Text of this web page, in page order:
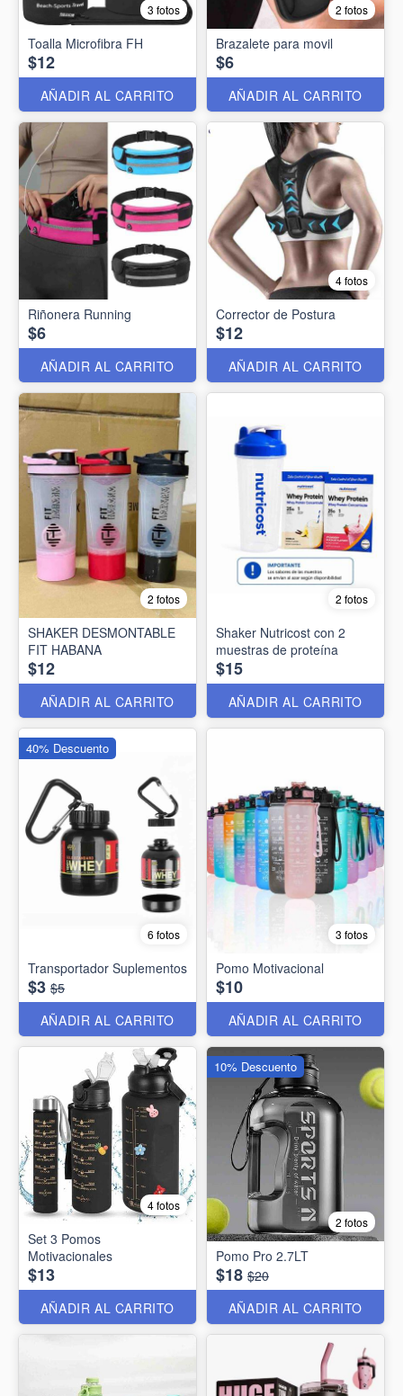
3 fotos
Toalla Microfibra FH
$12
AÑADIR AL CARRITO
2 fotos
Brazalete para movil
$6
AÑADIR AL CARRITO
Riñonera Running
$6
AÑADIR AL CARRITO
4 fotos
Corrector de Postura
$12
AÑADIR AL CARRITO
2 fotos
SHAKER DESMONTABLE
FIT HABANA
$12
AÑADIR AL CARRITO
2 fotos
Shaker Nutricost con 2
muestras de proteína
$15
AÑADIR AL CARRITO
6 fotos
Transportador Suplementos
$3 $5
AÑADIR AL CARRITO
40% Descuento
3 fotos
Pomo Motivacional
$10
AÑADIR AL CARRITO
4 fotos
Set 3 Pomos
Motivacionales
$13
AÑADIR AL CARRITO
2 fotos
Pomo Pro 2.7LT
$18 $20
AÑADIR AL CARRITO
10% Descuento